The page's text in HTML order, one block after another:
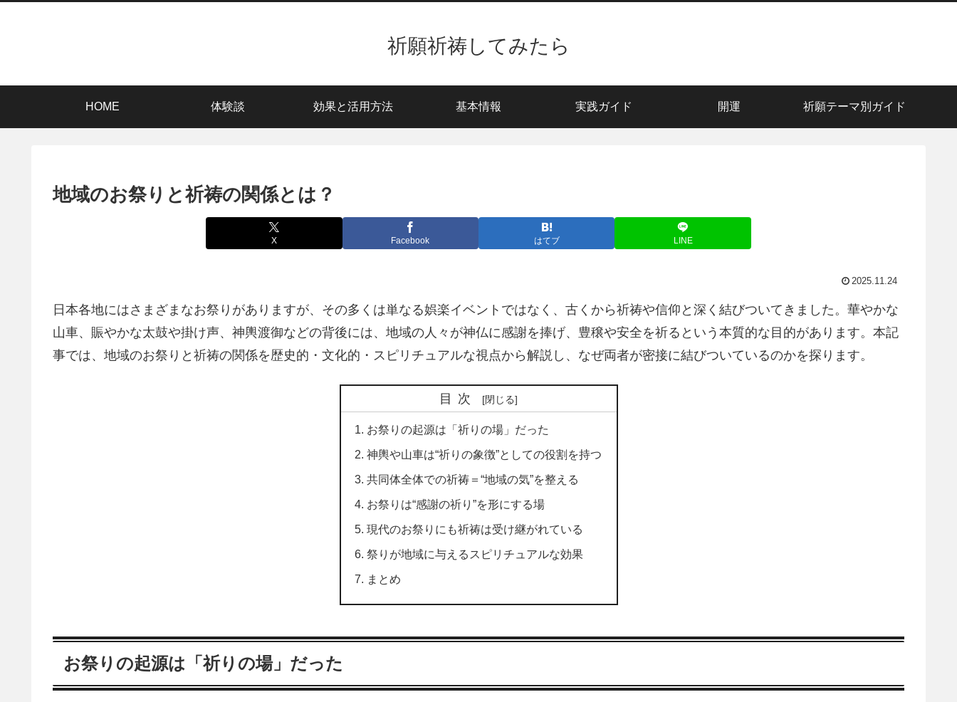
祈願祈祷してみたら
HOME 体験談 効果と活用方法 基本情報 実践ガイド 開運 祈願テーマ別ガイド
地域のお祭りと祈祷の関係とは？
X Facebook はてブ LINE
2025.11.24
日本各地にはさまざまなお祭りがありますが、その多くは単なる娯楽イベントではなく、古くから祈祷や信仰と深く結びついてきました。華やかな
山車、賑やかな太鼓や掛け声、神輿渡御などの背後には、地域の人々が神仏に感謝を捧げ、豊穣や安全を祈るという本質的な目的があります。本記
事では、地域のお祭りと祈祷の関係を歴史的・文化的・スピリチュアルな視点から解説し、なぜ両者が密接に結びついているのかを探ります。
目次
お祭りの起源は「祈りの場」だった
神輿や山車は“祈りの象徴”としての役割を持つ
共同体全体での祈祷＝“地域の気”を整える
お祭りは“感謝の祈り”を形にする場
現代のお祭りにも祈祷は受け継がれている
祭りが地域に与えるスピリチュアルな効果
まとめ
お祭りの起源は「祈りの場」だった